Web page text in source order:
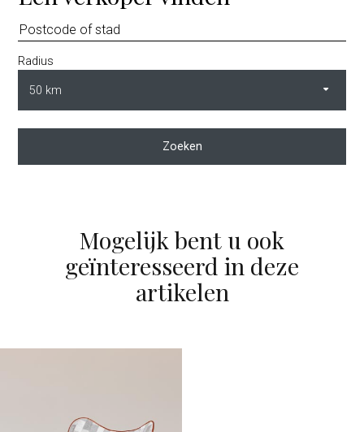
Radius
Zoeken
Mogelijk bent u ook
geïnteresseerd in deze
artikelen